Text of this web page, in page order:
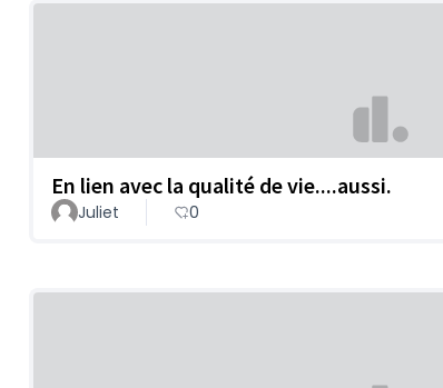
En lien avec la qualité de vie....aussi.
Juliet 0